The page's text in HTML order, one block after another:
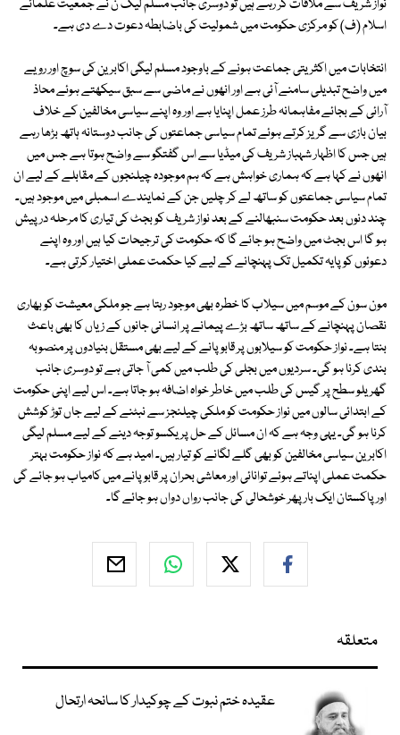
نواز شریف سے ملاقات کر رہے ہیں تو دوسری جانب مسلم لیگ ن نے جمعیت علمائے
اسلام (ف) کو مرکزی حکومت میں شمولیت کی باضابطہ دعوت دے دی ہے۔
انتخابات میں اکثریتی جماعت ہونے کے باوجود مسلم لیگی اکابرین کی سوچ اور رویے
میں واضح تبدیلی سامنے آئی ہے اور انھوں نے ماضی سے سبق سیکھتے ہوئے محاذ
آرائی کے بجائے مفاہمانہ طرز عمل اپنایا ہے اور وہ اپنے سیاسی مخالفین کے خلاف
بیان بازی سے گریز کرتے ہوئے تمام سیاسی جماعتوں کی جانب دوستانہ ہاتھ بڑھا رہے
ہیں جس کا اظہار شہباز شریف کی میڈیا سے اس گفتگو سے واضح ہوتا ہے جس میں
انھوں نے کہا ہے کہ ہماری خواہش ہے کہ ہم موجودہ چیلنجوں کے مقابلے کے لیے ان
تمام سیاسی جماعتوں کو ساتھ لے کر چلیں جن کے نمایندے اسمبلی میں موجود ہیں۔
چند دنوں بعد حکومت سنبھالنے کے بعد نواز شریف کو بجٹ کی تیاری کا مرحلہ درپیش
ہو گا اس بجٹ میں واضح ہو جائے گا کہ حکومت کی ترجیحات کیا ہیں اور وہ اپنے
دعوئوں کو پایہ تکمیل تک پہنچانے کے لیے کیا حکمت عملی اختیار کرتی ہے۔
مون سون کے موسم میں سیلاب کا خطرہ بھی موجود رہتا ہے جو ملکی معیشت کو بھاری
نقصان پہنچانے کے ساتھ ساتھ بڑے پیمانے پر انسانی جانوں کے زیاں کا بھی باعث
بنتا ہے۔ نواز حکومت کو سیلابوں پر قابو پانے کے لیے بھی مستقل بنیادوں پر منصوبہ
بندی کرنا ہو گی۔ سردیوں میں بجلی کی طلب میں کمی آ جاتی ہے تو دوسری جانب
گھریلو سطح پر گیس کی طلب میں خاطر خواہ اضافہ ہو جاتا ہے۔ اس لیے اپنی حکومت
کے ابتدائی سالوں میں نواز حکومت کو ملکی چیلنجز سے نبٹنے کے لیے جاں توڑ کوشش
کرنا ہو گی۔ یہی وجہ ہے کہ ان مسائل کے حل پریکسو توجہ دینے کے لیے مسلم لیگی
اکابرین سیاسی مخالفین کو بھی گلے لگانے کو تیار ہیں۔ امید ہے کہ نواز حکومت بہتر
حکمت عملی اپناتے ہوئے توانائی اور معاشی بحران پر قابو پانے میں کامیاب ہو جائے گی
اور پاکستان ایک بار پھر خوشحالی کی جانب رواں دواں ہو جائے گا۔
متعلقہ
عقیدہ ختم نبوت کے چوکیدار کا سانحہ ارتحال